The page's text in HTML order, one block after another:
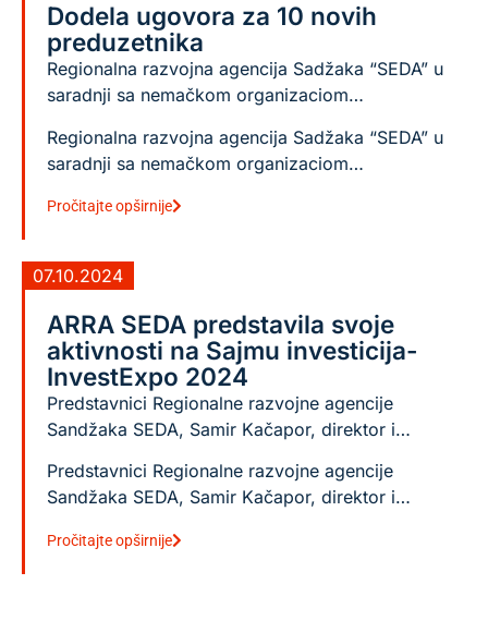
Dodela ugovora za 10 novih
preduzetnika
Regionalna razvojna agencija Sadžaka “SEDA” u
saradnji sa nemačkom organizaciom…
Regionalna razvojna agencija Sadžaka “SEDA” u
saradnji sa nemačkom organizaciom…
Pročitajte opširnije
07.10.2024
ARRA SEDA predstavila svoje
aktivnosti na Sajmu investicija-
InvestExpo 2024
Predstavnici Regionalne razvojne agencije
Sandžaka SEDA, Samir Kačapor, direktor i…
Predstavnici Regionalne razvojne agencije
Sandžaka SEDA, Samir Kačapor, direktor i…
Pročitajte opširnije